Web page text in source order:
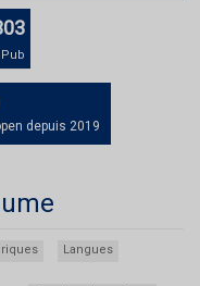
depuis 2019
Langues